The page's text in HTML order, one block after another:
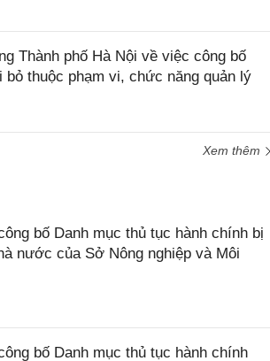
Thành phố Hà Nội về việc công bố
thuộc phạm vi, chức năng quản lý
Xem thêm
bố Danh mục thủ tục hành chính bị
nước của Sở Nông nghiệp và Môi
bố Danh mục thủ tục hành chính